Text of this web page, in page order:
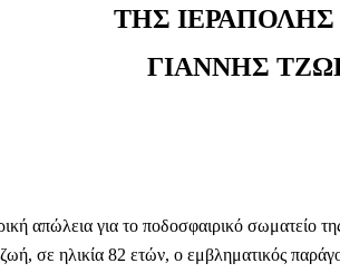
ΤΗΣ ΙΕΡΑΠΟΛΗΣ
ΓΙΑΝΝΗΣ
απώλεια για το ποδοσφαιρικό σωματείο
σε ηλικία 82 ετών, ο εμβληματικός